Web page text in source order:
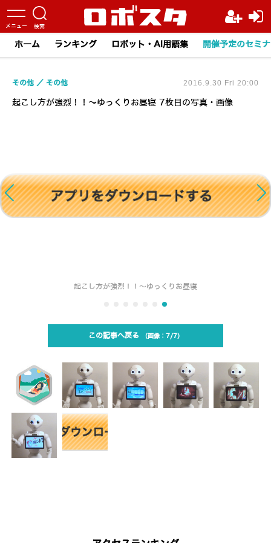
ホーム ランキング ロボット・AI用語集 開催予定のセミ
起こし方が強烈！！～ゆっくりお昼寝 7枚目の写真・画像
その他 その他 2016.9.30 Fri 20:00
起こし方が強烈！！～ゆっくりお昼寝
この記事へ戻る 7/7